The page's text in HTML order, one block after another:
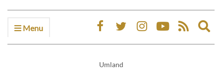
Menu
Umland